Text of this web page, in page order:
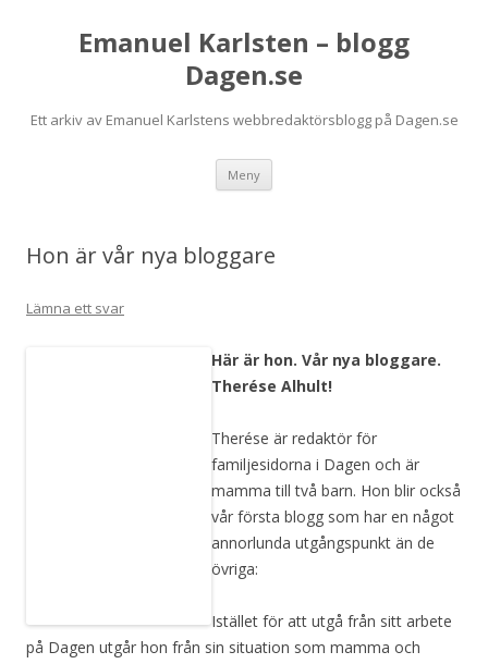
Emanuel Karlsten – blogg
Dagen.se
Ett arkiv av Emanuel Karlstens webbredaktörsblogg på Dagen.se
Meny
Hon är vår nya bloggare
Lämna ett svar
Här är hon. Vår nya bloggare.
Therése Alhult!
Therése är redaktör för
familjesidorna i Dagen och är
mamma till två barn. Hon blir också
vår första blogg som har en något
annorlunda utgångspunkt än de
övriga:
Istället för att utgå från sitt arbete
på Dagen utgår hon från sin situation som mamma och